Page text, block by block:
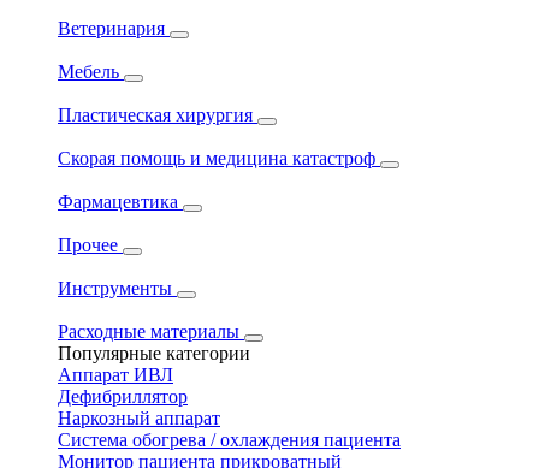
Ветеринария
Мебель
Пластическая хирургия
Скорая помощь и медицина катастроф
Фармацевтика
Прочее
Инструменты
Расходные материалы
Популярные категории
Аппарат ИВЛ
Дефибриллятор
Наркозный аппарат
Система обогрева / охлаждения пациента
Монитор пациента прикроватный